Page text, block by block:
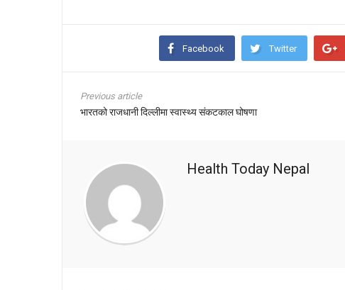
Facebook Twitter
Previous article
भारतको राजधानी दिल्लीमा स्वास्थ्य संकटकाल घोषणा
Health Today Nepal